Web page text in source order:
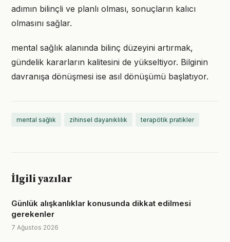
adımın bilinçli ve planlı olması, sonuçların kalıcı
olmasını sağlar.
mental sağlık alanında bilinç düzeyini artırmak,
gündelik kararların kalitesini de yükseltiyor. Bilginin
davranışa dönüşmesi ise asıl dönüşümü başlatıyor.
mental sağlık zihinsel dayanıklılık terapötik pratikler
İlgili yazılar
Günlük alışkanlıklar konusunda dikkat edilmesi
gerekenler
7 Ağustos 2026